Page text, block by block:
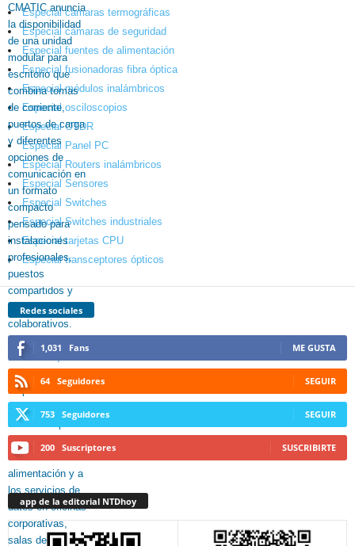
Especial cámaras termográficas
Especial cámaras de seguridad
Especial fuentes de alimentación
Especial fusionadoras fibra óptica
Especial módulos inalámbricos
Especial osciloscopios
Especial OTDR
Especial Panel PC
Especial Routers inalámbricos
Especial Sensores
Especial Switches
Especial Switches industriales
Especial tarjetas CPU
Especial transceptores ópticos
Redes sociales
1,031 Fans ME GUSTA
64 Seguidores SEGUIR
753 Seguidores SEGUIR
200 Suscriptores SUSCRIBIRTE
app de la editorial NTDhoy